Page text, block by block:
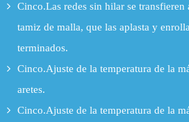
Cinco.Las redes sin hilar se transfieren
tamiz de malla, que las aplasta y
terminados.
Cinco.Ajuste de la temperatura de la
aretes.
Cinco.Ajuste de la temperatura de la